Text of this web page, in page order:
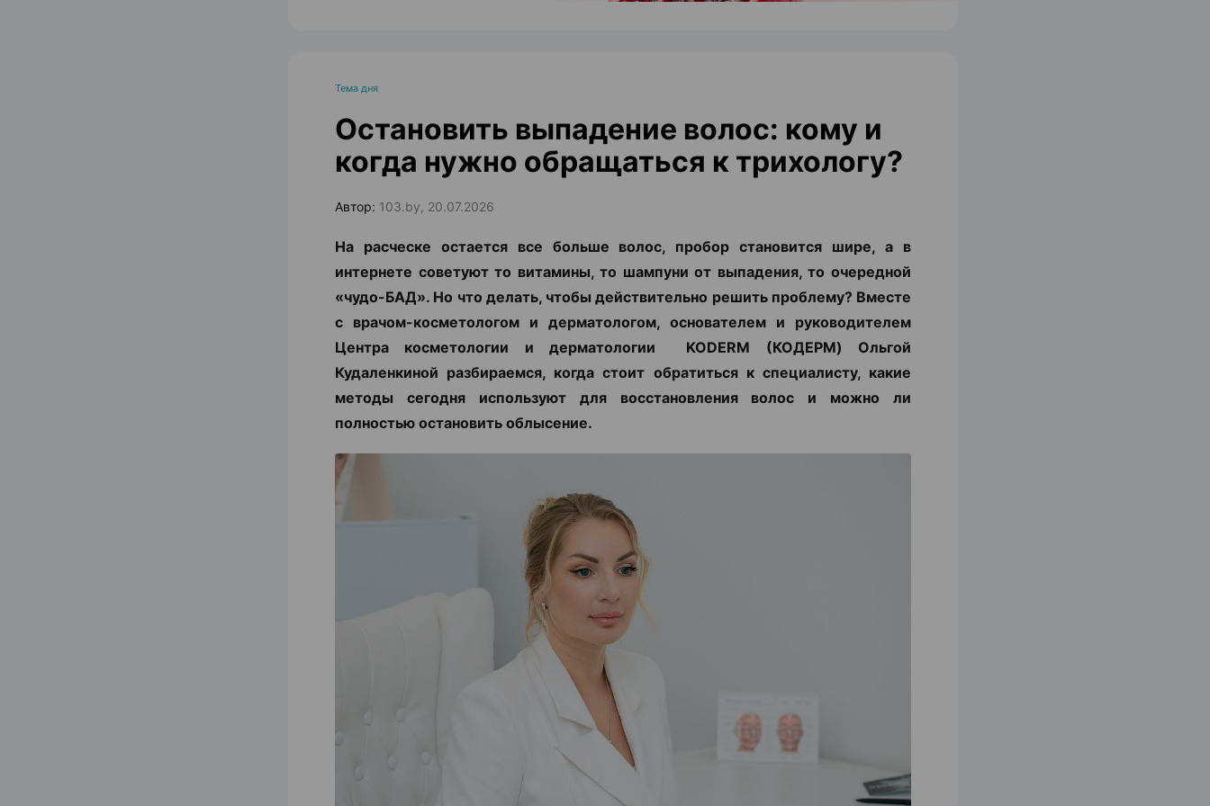
Тема дня
Остановить выпадение волос: кому и
когда нужно обращаться к трихологу?
Автор: 103.by, 20.07.2026
На расческе остается все больше волос, пробор становится шире, а в
интернете советуют то витамины, то шампуни от выпадения, то очередной
«чудо-БАД». Но что делать, чтобы действительно решить проблему? Вместе
с врачом-косметологом и дерматологом, основателем и руководителем
Центра косметологии и дерматологии KODERM (КОДЕРМ) Ольгой
Кудаленкиной разбираемся, когда стоит обратиться к специалисту, какие
методы сегодня используют для восстановления волос и можно ли
полностью остановить облысение.